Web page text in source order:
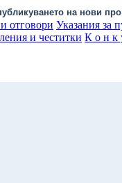
на нови
отговори Указания за
и честитки К о н к